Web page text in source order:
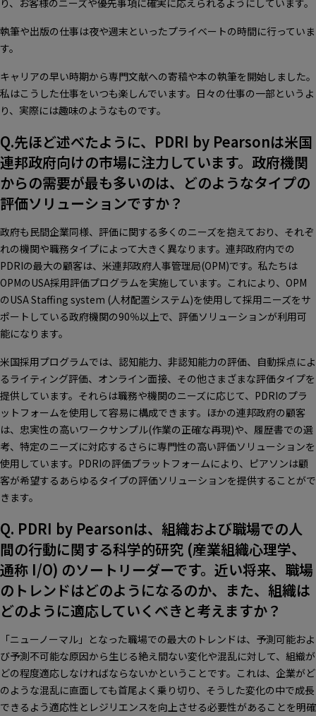
り、お客様のニーズや優先事項に確実に応えられるようにしています。
執筆や出版の仕事は夜や週末といったプライベートの時間に行っていま
す。
キャリアの早い時期から専門文献への寄稿や本の執筆を開始しました。
私はこうした仕事をいつも楽しんでいます。日々の仕事の一部というよ
り、実際には趣味のようなものです。
Q.先ほど述べたように、PDRI by Pearsonは米国
連邦政府向けの市場に注力しています。政府機関
からの需要が最も多いのは、どのようなタイプの
評価ソリューションですか？
政府も民間企業同様、評価に関する多くのニーズを抱えており、それぞ
れの機関や職務タイプによって大きく異なります。連邦政府内での
PDRIの最大の顧客は、米連邦政府人事管理局(OPM)です。私たちは
OPMのUSA採用評価プログラムを実施しています。これにより、OPM
のUSA Staffing system (人材配置システム)を使用して採用ニーズをサ
ポートしている政府機関の90％以上で、評価ソリューションが利用可
能になります。
米国採用プログラムでは、認知能力、非認知能力の評価、自動採点によ
るライティング評価、オンライン面接、その他さまざまな評価タイプを
提供しています。それらは職務や機関のニーズに応じて、PDRIのプラ
ットフォームを使用して容易に構成できます。ほかの連邦政府の顧客
は、忠実性の高いワークサンプル(作業の正確な再現)や、履歴書での選
考、特定のニーズに対応するさらに専門性の高い評価ソリューションを
使用しています。PDRIの評価プラットフォームにより、ピアソンは顧
客が希望するあらゆるタイプの評価ソリューションを提供することがで
きます。
Q. PDRI by Pearsonは、組織および職場での人
間の行動に関する科学的研究 (産業組織心理学、
通称 I/O) のソートリーダーです。近い将来、職場
のトレンドはどのようになるのか、また、組織は
どのように適応していくべきと考えますか？
「ニューノーマル」となった職場での最大のトレンドは、予測可能およ
び予測不可能な原因から生じる絶え間ない変化や混乱に対して、組織が
どの程度適応しなければならないかということです。これは、企業がど
のような混乱に直面しても首尾よく乗り切り、そうした変化の中で成長
できるよう適応性とレジリエンスを向上させる必要性があることを明確